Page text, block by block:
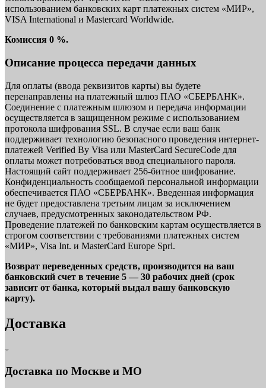
использованием банковских карт платежных систем «МИР»,
VISA International и Mastercard Worldwide.
Комиссия 0 %.
Описание процесса передачи данных
Для оплаты (ввода реквизитов карты) вы будете
перенаправлены на платежный шлюз ПАО «СБЕРБАНК».
Соединение с платежным шлюзом и передача информации
осуществляется в защищенном режиме с использованием
протокола шифрования SSL. В случае если ваш банк
поддерживает технологию безопасного проведения интернет-
платежей Verified By Visa или MasterCard SecureCode для
оплаты может потребоваться ввод специального пароля.
Настоящий сайт поддерживает 256-битное шифрование.
Конфиденциальность сообщаемой персональной информации
обеспечивается ПАО «СБЕРБАНК». Введенная информация
не будет предоставлена третьим лицам за исключением
случаев, предусмотренных законодательством РФ.
Проведение платежей по банковским картам осуществляется в
строгом соответствии с требованиями платежных систем
«МИР», Visa Int. и MasterCard Europe Sprl.
Возврат переведенных средств, производится на ваш
банковский счет в течение 5 — 30 рабочих дней (срок
зависит от банка, который выдал вашу банковскую
карту).
Доставка
Доставка по Москве и МО